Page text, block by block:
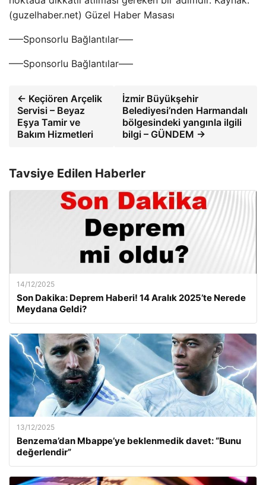
(guzelhaber.net) Güzel Haber Masası
—–Sponsorlu Bağlantılar—–
—–Sponsorlu Bağlantılar—–
← Keçiören Arçelik
Servisi – Beyaz
Eşya Tamir ve
Bakım Hizmetleri
İzmir Büyükşehir
Belediyesi’nden Harmandalı
bölgesindeki yangınla ilgili
bilgi – GÜNDEM →
Tavsiye Edilen Haberler
14/12/2025
Son Dakika: Deprem Haberi! 14 Aralık 2025’te Nerede
Meydana Geldi?
13/12/2025
Benzema’dan Mbappe’ye beklenmedik davet: “Bunu
değerlendir”